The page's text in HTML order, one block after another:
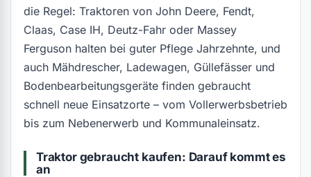
(0)
(0) (0)
(0)
(0)
(0)
(0)
die Regel: Traktoren von John Deere, Fendt,
Claas, Case IH, Deutz-Fahr oder Massey
Ferguson halten bei guter Pflege Jahrzehnte, und
auch Mähdrescher, Ladewagen, Güllefässer und
Bodenbearbeitungsgeräte finden gebraucht
schnell neue Einsatzorte – vom Vollerwerbsbetrieb
bis zum Nebenerwerb und Kommunaleinsatz.
Traktor gebraucht kaufen: Darauf kommt es
an